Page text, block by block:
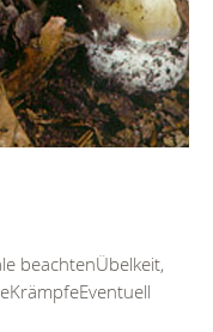
beachtenÜbelkeit,